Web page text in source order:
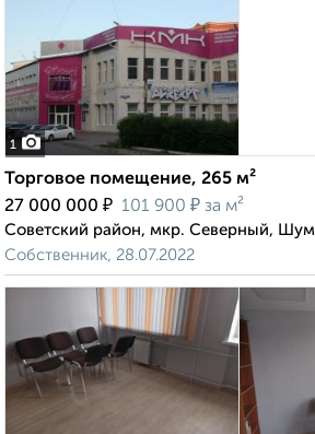
1
Торговое помещение, 265 м²
27 000 000 ₽ 101 900 ₽ за м²
Советский район, мкр. Северный,
Собственник, 28.07.2022